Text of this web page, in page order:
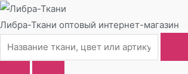
Либра-Ткани оптовый интернет-магазин